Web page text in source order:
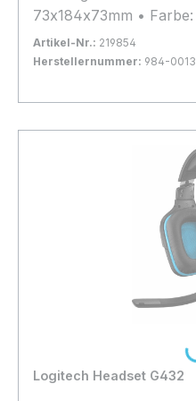
73x184x73mm •
spritzwassergeschützt,
Artikel-Nr.: 219854
Herstellernummer: 984-
In den Warenkorb
Logitech Headset G432